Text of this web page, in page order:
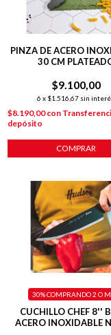
PINZA DE ACERO
30 CM
$9.100,00
6 x $1.516,67 sin
$8.190,00con
depósito
COMPRAR
CUCHILLO CHEF 8''
ACERO INOXIDABLE
30%COMPRANDO 2 O